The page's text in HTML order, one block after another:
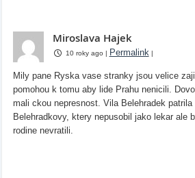
Miroslava Hajek
10 roky ago | Permalink |
Mily pane Ryska vase stranky jsou velice
pomohou k tomu aby lide Prahu nenicili.
mali ckou nepresnost. Vila Belehradek
Belehradkovy, ktery nepusobil jako lekar ale
rodine nevratili.